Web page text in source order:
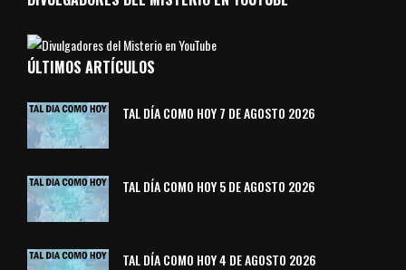
ÚLTIMOS ARTÍCULOS
TAL DÍA COMO HOY 7 DE AGOSTO 2026
TAL DÍA COMO HOY 5 DE AGOSTO 2026
TAL DÍA COMO HOY 4 DE AGOSTO 2026